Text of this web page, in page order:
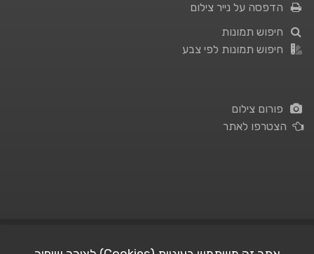
הדפסה על נייר צילום
חיפוש תמונות
חיפוש תמונות לפי צבע
פורום צילום
הצטרפו לאתר